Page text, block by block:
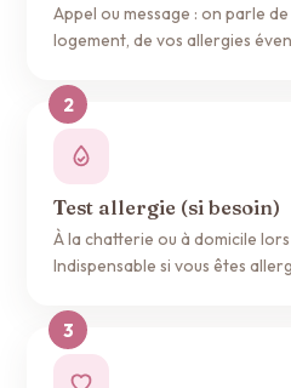
Appel ou message : on parle
logement, de vos allergies
Test allergie (si besoin)
À la chatterie ou à domicile
Indispensable si vous êtes